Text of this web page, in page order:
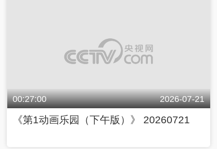
00:27:00 2026-07-21
《第1动画乐园（下午版）》 20260721